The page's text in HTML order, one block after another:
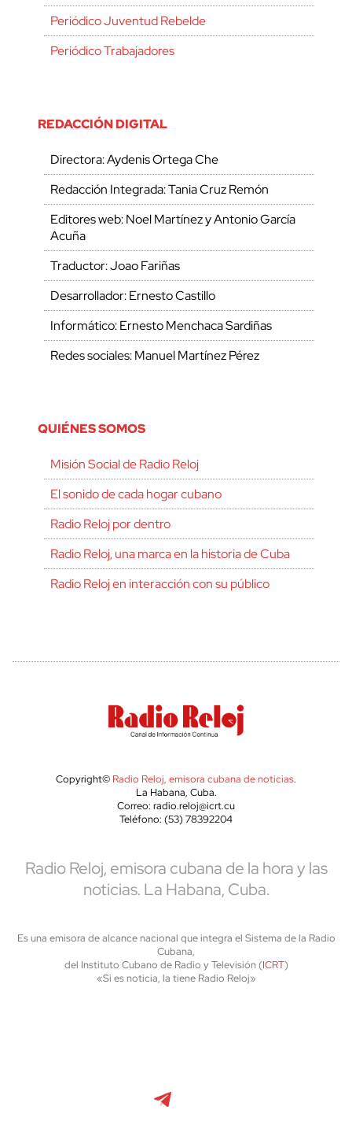
Periódico Juventud Rebelde
Periódico Trabajadores
REDACCIÓN DIGITAL
Directora: Aydenis Ortega Che
Redacción Integrada: Tania Cruz Remón
Editores web: Noel Martínez y Antonio García
Acuña
Traductor: Joao Fariñas
Desarrollador: Ernesto Castillo
Informático: Ernesto Menchaca Sardiñas
Redes sociales: Manuel Martínez Pérez
QUIÉNES SOMOS
Misión Social de Radio Reloj
El sonido de cada hogar cubano
Radio Reloj por dentro
Radio Reloj, una marca en la historia de Cuba
Radio Reloj en interacción con su público
Copyright© Radio Reloj, emisora cubana de noticias.
La Habana, Cuba.
Correo: radio.reloj@icrt.cu
Teléfono: (53) 78392204
Radio Reloj, emisora cubana de la hora y las
noticias. La Habana, Cuba.
Es una emisora de alcance nacional que integra el Sistema de la Radio
Cubana,
del Instituto Cubano de Radio y Televisión (ICRT)
«Si es noticia, la tiene Radio Reloj»